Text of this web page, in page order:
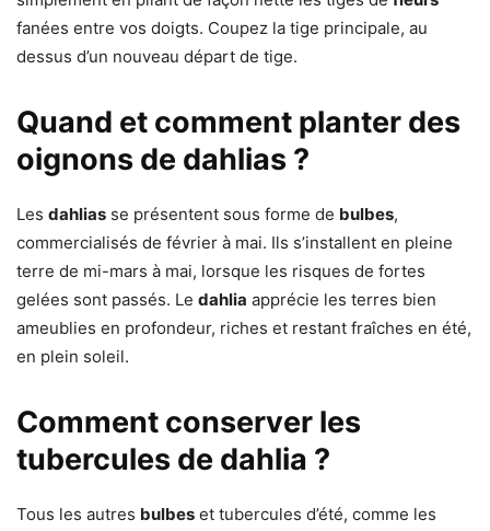
fanées entre vos doigts. Coupez la tige principale, au
dessus d’un nouveau départ de tige.
Quand et comment planter des
oignons de dahlias ?
Les dahlias se présentent sous forme de bulbes,
commercialisés de février à mai. Ils s’installent en pleine
terre de mi-mars à mai, lorsque les risques de fortes
gelées sont passés. Le dahlia apprécie les terres bien
ameublies en profondeur, riches et restant fraîches en été,
en plein soleil.
Comment conserver les
tubercules de dahlia ?
Tous les autres bulbes et tubercules d’été, comme les